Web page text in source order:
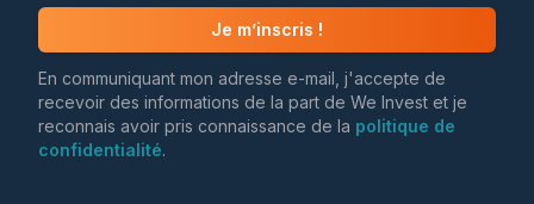
Je m’inscris !
En communiquant mon adresse e-mail, j'accepte de
recevoir des informations de la part de We Invest et je
reconnais avoir pris connaissance de la politique de
confidentialité.